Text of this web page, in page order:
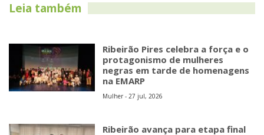
Leia também
Ribeirão Pires celebra a força e o
protagonismo de mulheres
negras em tarde de homenagens
na EMARP
Mulher - 27 jul, 2026
Ribeirão avança para etapa final